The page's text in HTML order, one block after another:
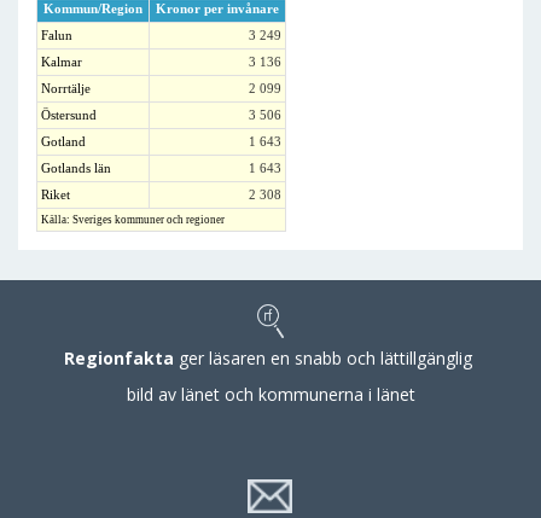
Kommun/Region
Kronor per invånare
Falun
3 249
Kalmar
3 136
Norrtälje
2 099
Östersund
3 506
Gotland
1 643
Gotlands län
1 643
Riket
2 308
Källa: Sveriges kommuner och regioner
Regionfakta ger läsaren en snabb och lättillgänglig
bild av länet och kommunerna i länet